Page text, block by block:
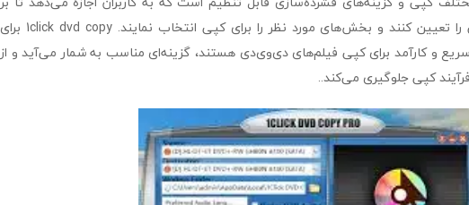
اساس نیاز خود، کیفیت کپی را تعیین کنند و بخش‌های مورد نظر را برای کپی انتخاب نمایند. 1click dvd copy برای
سریع و کارآمد برای کپی فیلم‌های دی‌وی‌دی هستند، گزینه‌ای مناسب به شمار می‌آید و از
کپی جلوگیری می‌کند..